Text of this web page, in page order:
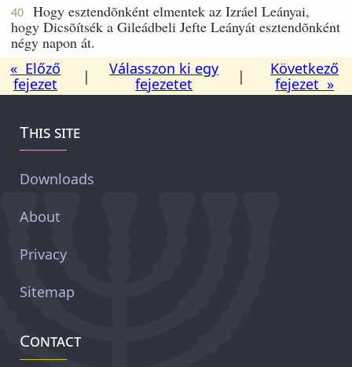
40
Hogy esztendõnként elmentek az Izráel Leányai,
hogy Dicsõítsék a Gileádbeli Jefte Leányát esztendõnként
négy napon át.
« Előző
fejezet
|
Válasszon ki egy
fejezetet
|
Következő
fejezet »
This site
Downloads
About
Privacy
Sitemap
Contact